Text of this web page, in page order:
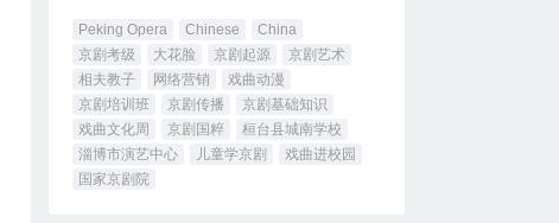
Peking Opera Chinese
China
京剧考级
大花脸 京剧起源
京剧艺术
相夫教子
网络营销
戏曲动漫
京剧培训班
京剧传播
京剧基础知识
戏曲文化周
京剧国粹
桓台县城南学校
淄博市演艺中心
儿童学京剧
戏曲进校园
国家京剧院